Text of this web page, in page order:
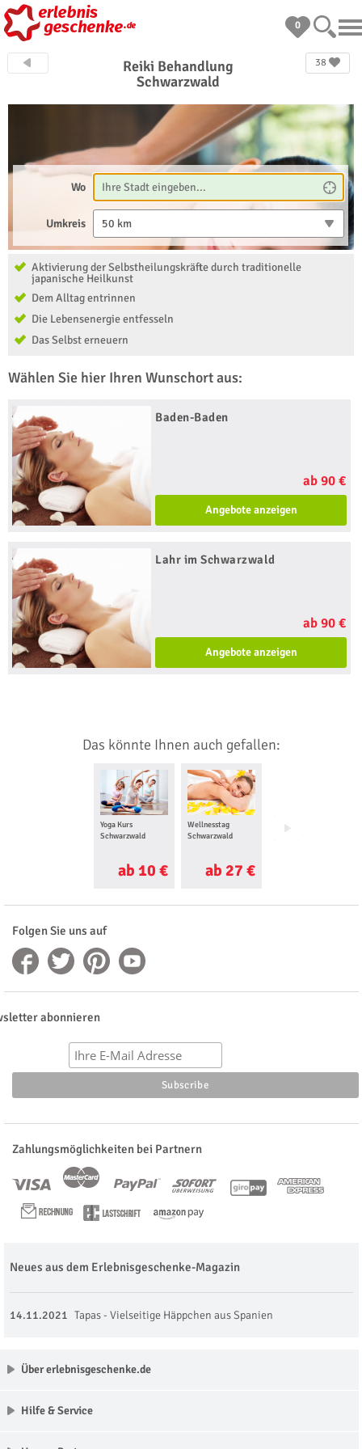
0
38
Reiki Behandlung
Schwarzwald
Wo
Umkreis 50 km
Aktivierung der Selbstheilungskräfte durch traditionelle
japanische Heilkunst
Dem Alltag entrinnen
Die Lebensenergie entfesseln
Das Selbst erneuern
Wählen Sie hier Ihren Wunschort aus:
Baden-Baden
ab 90 €
Angebote anzeigen
Lahr im Schwarzwald
ab 90 €
Angebote anzeigen
Das könnte Ihnen auch gefallen:
Yoga Kurs
Schwarzwald
ab 10 €
Wellnesstag
Schwarzwald
ab 27 €
Floating
Folgen Sie uns auf
abonnieren
Zahlungsmöglichkeiten bei Partnern
Neues aus dem Erlebnisgeschenke-Magazin
14.11.2021 Tapas - Vielseitige Häppchen aus Spanien
Über erlebnisgeschenke.de
Hilfe & Service